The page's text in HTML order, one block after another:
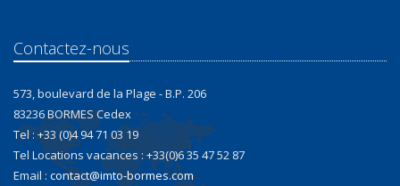
Contactez-nous
573, boulevard de la Plage - B.P. 206
83236 BORMES Cedex
Tel : +33 (0)4 94 71 03 19
Tel Locations vacances : +33(0)6 35 47 52 87
Email : contact@imto-bormes.com